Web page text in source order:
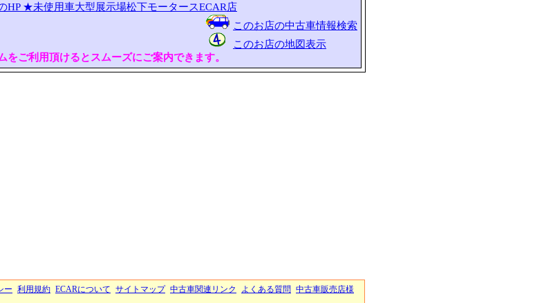
HP ★未使用車大型展示場松下モータースECAR店
このお店の中古車情報検索
このお店の地図表示
ご利用頂けるとスムーズにご案内できます。
ー 利用規約 ECARについて サイトマップ 中古車関連リンク よくある質問 中古車販売店様